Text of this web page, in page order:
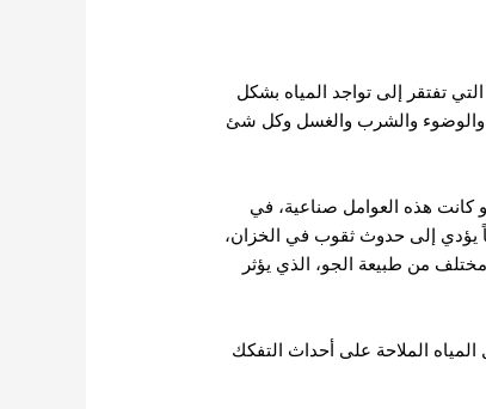
تفتقر إلى تواجد المياه بشكل
والوضوء والشرب والغسل وكل شئ
كانت هذه العوامل صناعية، في
يؤدي إلى حدوث ثقوب في الخزان،
من طبيعة الجو، الذي يؤثر
الملاحة على أحداث التفكك